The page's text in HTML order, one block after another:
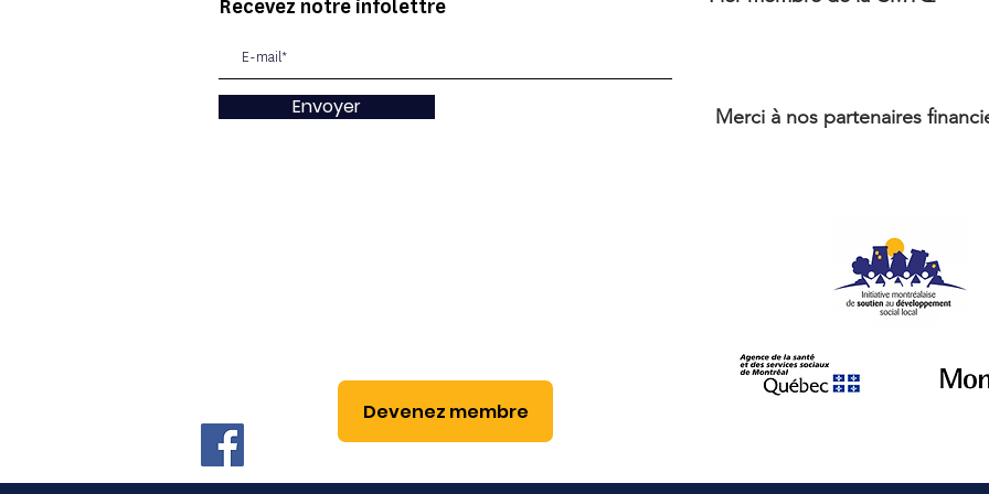
Recevez notre infolettre
Envoyer Merci à nos partenaires
Devenez membre